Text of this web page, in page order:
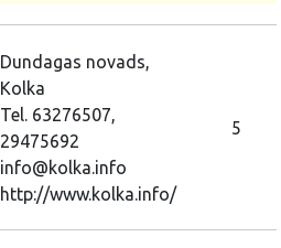
Dundagas novads,
Kolka
Tel. 63276507,
29475692
info@kolka.info
http://www.kolka.info/
5